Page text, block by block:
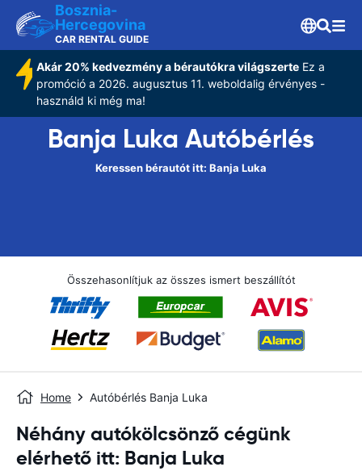
Bosznia-
Hercegovina
CAR RENTAL GUIDE
Akár 20% kedvezmény a bérautókra világszerteEz a
promóció a 2026. augusztus 11. weboldalig érvényes -
használd ki még ma!
Banja Luka Autóbérlés
Keressen bérautót itt: Banja Luka
Összehasonlítjuk az összes ismert beszállítót
Home Autóbérlés Banja Luka
Néhány autókölcsönző cégünk
elérhető itt: Banja Luka